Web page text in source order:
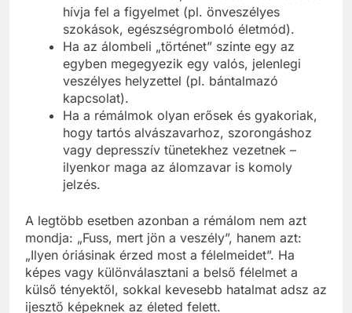
Ha az álom konkrét, ismétlődő viselkedésre
hívja fel a figyelmet (pl. önveszélyes
szokások, egészségromboló életmód).
Ha az álombeli „történet” szinte egy az
egyben megegyezik egy valós, jelenlegi
veszélyes helyzettel (pl. bántalmazó
kapcsolat).
Ha a rémálmok olyan erősek és gyakoriak,
hogy tartós alvászavarhoz, szorongáshoz
vagy depresszív tünetekhez vezetnek –
ilyenkor maga az álomzavar is komoly
A legtöbb esetben azonban a rémálom nem azt
mondja: „Fuss, mert jön a veszély”, hanem azt:
„Ilyen óriásinak érzed most a félelmeidet”. Ha
képes vagy különválasztani a belső félelmet a
külső tényektől, sokkal kevesebb hatalmat adsz az